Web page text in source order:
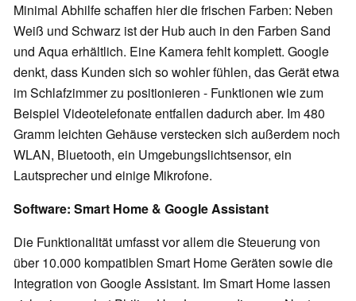
Minimal Abhilfe schaffen hier die frischen Farben: Neben
Weiß und Schwarz ist der Hub auch in den Farben Sand
und Aqua erhältlich. Eine Kamera fehlt komplett. Google
denkt, dass Kunden sich so wohler fühlen, das Gerät etwa
im Schlafzimmer zu positionieren - Funktionen wie zum
Beispiel Videotelefonate entfallen dadurch aber. Im 480
Gramm leichten Gehäuse verstecken sich außerdem noch
WLAN, Bluetooth, ein Umgebungslichtsensor, ein
Lautsprecher und einige Mikrofone.
Software: Smart Home & Google Assistant
Die Funktionalität umfasst vor allem die Steuerung von
über 10.000 kompatiblen Smart Home Geräten sowie die
Integration von Google Assistant. Im Smart Home lassen